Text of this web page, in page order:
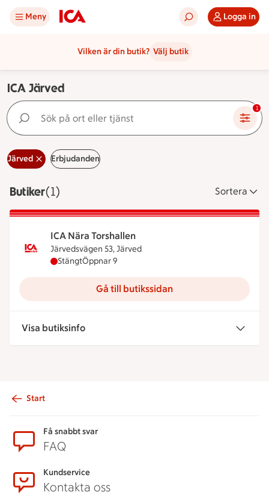
Meny Logga in
Vilken är din butik? Välj butik
ICA Järved
Sök på ort eller tjänst 1
Järved Erbjudanden
ButikerVisar 1 stycken
(1) Sortera
ICA Nära Torshallen
Järvedsvägen 53, Järved
ICA Nära Torshallen har stängt, öppnar klockan 9
StängtÖppnar 9
Gå till butikssidan
Visa butiksinfo
Start
Få snabbt svar
FAQ
Kundservice
Kontakta oss